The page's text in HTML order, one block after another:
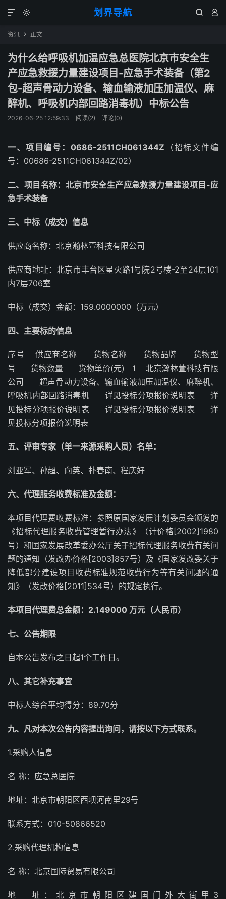
划界导航
  

资讯  正文
为什么给呼吸机加温应急总医院北京市安全生
产应急救援力量建设项目-应急手术装备（第2
包-超声骨动力设备、输血输液加压加温仪、麻
醉机、呼吸机内部回路消毒机）中标公告
2026-06-25 12:59:33 阅读(2) 评论(0)
一、项目编号：0686-2511CH061344Z （招标文件编
号：00686-2511CH061344Z/02）
二、项目名称：北京市安全生产应急救援力量建设项目-应
急手术装备
三、中标（成交）信息
供应商名称：北京瀚林萱科技有限公司
供应商地址：北京市丰台区星火路1号院2号楼-2至24层101
内7层706室
中标（成交）金额：159.0000000（万元）
四、主要标的信息
序号 供应商名称 货物名称 货物品牌 货物型
号 货物数量 货物单价(元) 1 北京瀚林萱科技有限
公司 超声骨动力设备、输血输液加压加温仪、麻醉机、
呼吸机内部回路消毒机 详见投标分项报价说明表 详
见投标分项报价说明表 详见投标分项报价说明表 详
见投标分项报价说明表
五、评审专家（单一来源采购人员）名单：
刘亚军、孙超、向英、朴春南、程庆好
六、代理服务收费标准及金额：
本项目代理费收费标准：参照原国家发展计划委员会颁发的
《招标代理服务收费管理暂行办法》（计价格[2002]1980
号）和国家发展改革委办公厅关于招标代理服务收费有关问
题的通知（发改办价格[2003]857号）及《国家发改委关于
降低部分建设项目收费标准规范收费行为等有关问题的通
知》（发改价格[2011]534号）的规定执行。
本项目代理费总金额：2.149000 万元（人民币）
七、公告期限
自本公告发布之日起1个工作日。
八、其它补充事宜
中标人综合平均得分：89.70分
九、凡对本次公告内容提出询问，请按以下方式联系。
1.采购人信息
名 称：应急总医院
地址：北京市朝阳区西坝河南里29号
联系方式：010-50866520
2.采购代理机构信息
名 称：北京国际贸易有限公司
地 址：北京市朝阳区建国门外大街甲3